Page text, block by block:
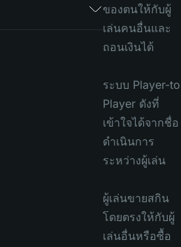
ของตนให้กับผู้
เล่นคนอื่นและ
ถอนเงินได้
ระบบ Player-
Player ดังที่
เข้าใจได้จากชื่อ
ดำเนินการ
ระหว่างผู้เล่น
ผู้เล่นขายสกิน
โดยตรงให้กับผู้
เล่นอื่นหรือซื้อ